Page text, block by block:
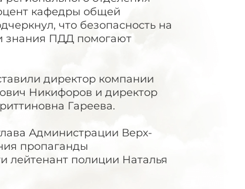
кафедры общей
что безопасность на
знания ПДД помогают
директор компании
Никифоров и директор
Гареева.
Администрации Верх-
пропаганды
лейтенант полиции Наталья